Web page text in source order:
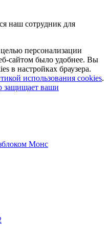
наш сотрудник для
персонализации
сайтом было удобнее. Вы
в настройках браузера.
использования cookies.
защищает ваши
Монс